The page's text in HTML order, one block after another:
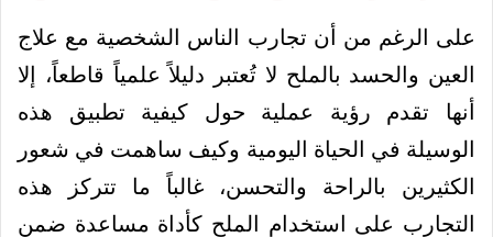
على الرغم من أن تجارب الناس الشخصية مع علاج
العين والحسد بالملح لا تُعتبر دليلاً علمياً قاطعاً، إلا
أنها تقدم رؤية عملية حول كيفية تطبيق هذه
الوسيلة في الحياة اليومية وكيف ساهمت في شعور
الكثيرين بالراحة والتحسن، غالباً ما تتركز هذه
التجارب على استخدام الملح كأداة مساعدة ضمن